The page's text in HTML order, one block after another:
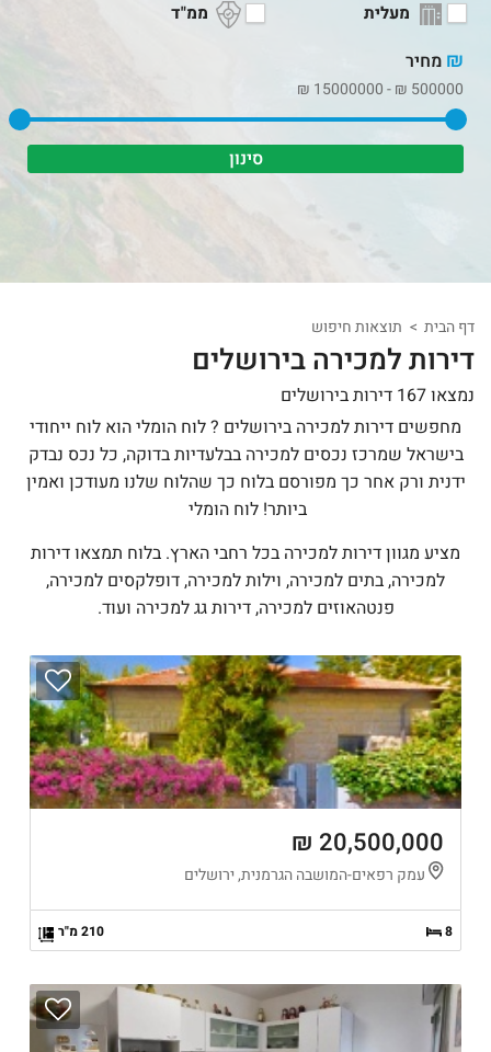
מעלית
ממ"ד
₪ מחיר
500000
₪
-
15000000
₪
דף הבית תוצאות חיפוש
דירות למכירה בירושלים
נמצאו 167 דירות בירושלים
מחפשים דירות למכירה בירושלים ? לוח הומלי הוא לוח ייחודי
בישראל שמרכז נכסים למכירה בבלעדיות בדוקה, כל נכס נבדק
ידנית ורק אחר כך מפורסם בלוח כך שהלוח שלנו מעודכן ואמין
ביותר! לוח הומלי
מציע מגוון דירות למכירה בכל רחבי הארץ. בלוח תמצאו דירות
למכירה, בתים למכירה, וילות למכירה, דופלקסים למכירה,
פנטהאוזים למכירה, דירות גג למכירה ועוד.
20,500,000 ₪
עמק רפאים-המושבה הגרמנית, ירושלים
8 210 מ"ר